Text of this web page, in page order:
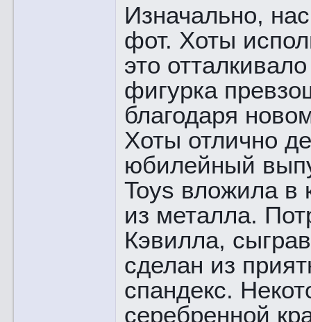
Изначально,
фот. Хоты
это
фигурка
благодаря
Хоты отлично
юбилейный
Toys вложила в
из металла.
Кэвилла,
сделан из
спандекс.
серебренной